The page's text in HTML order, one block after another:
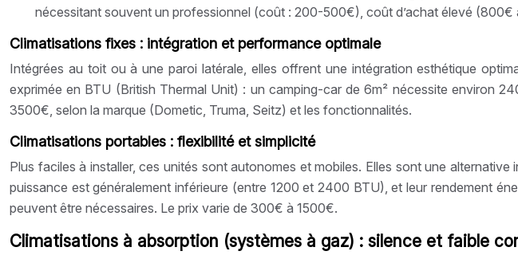
nécessitant souvent un professionnel (coût : 200-500€), coût d’achat élevé
Climatisations fixes : intégration et performance optimale
Intégrées au toit ou à une paroi latérale, elles offrent une intégration esthétique
exprimée en BTU (British Thermal Unit) : un camping-car de 6m² nécessite environ
3500€, selon la marque (Dometic, Truma, Seitz) et les fonctionnalités.
Climatisations portables : flexibilité et simplicité
Plus faciles à installer, ces unités sont autonomes et mobiles. Elles sont une
puissance est généralement inférieure (entre 1200 et 2400 BTU), et leur rendement
peuvent être nécessaires. Le prix varie de 300€ à 1500€.
Climatisations à absorption (systèmes à gaz) : silence et faible